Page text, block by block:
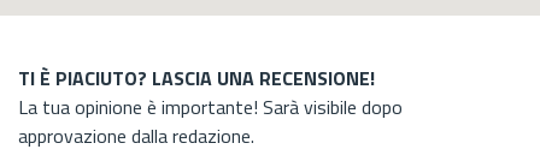
TI È PIACIUTO? LASCIA UNA RECENSIONE!
La tua opinione è importante! Sarà visibile dopo
approvazione dalla redazione.